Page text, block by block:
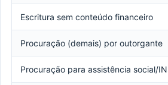
Escritura sem conteúdo financeiro
Procuração (demais) por outorgante
Procuração para assistência social/